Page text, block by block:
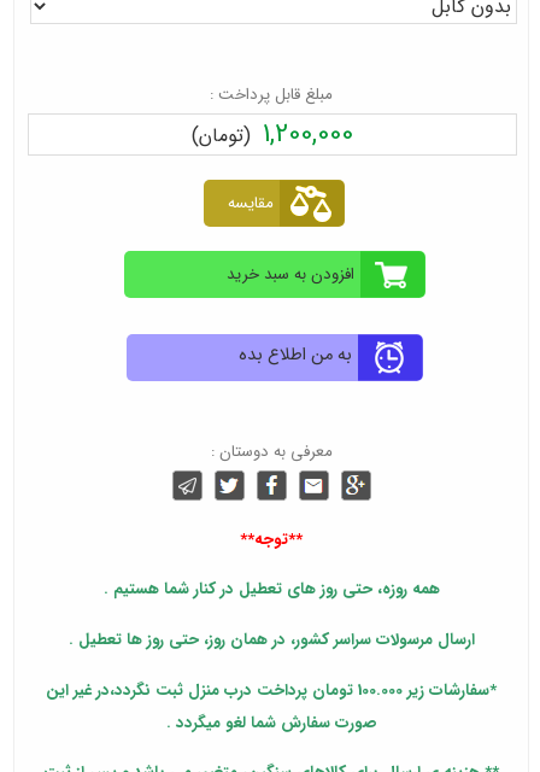
مبلغ قابل پرداخت :
1,200,000 (تومان)
به من اطلاع بده
معرفی به دوستان :
**توجه**
همه روزه، حتی روز های تعطیل در کنار شما هستیم .
ارسال مرسولات سراسر کشور، در همان روز، حتی روز ها تعطیل .
*سفارشات زیر 100.000 تومان پرداخت درب منزل ثبت نگردد،در غیر این
صورت سفارش شما لغو میگردد .